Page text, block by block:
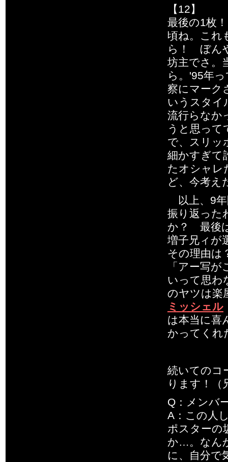
【12】
最後の1枚
頃ね。これ
ら！ ぼん
坊主でさ。
ら。'95年
察にマーク
いうスタイ
流行らなか
うと思って
で、スリッ
細かすぎて
たオシャレ
ど、今考え
以上、9年
振り返った
か？ 最後
増子兄ィが
その理由は
「アー写
いって思わ
のヤツは楽
ミッシェル
は本当に喜
かってく
続いてのコ
ります！（
Q：メンバ
A：この人
ポスターの
か…。なん
に、自分で